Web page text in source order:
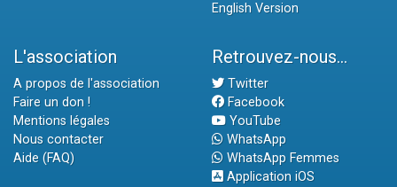
English Version
L'association
A propos de l'association
Faire un don !
Mentions légales
Nous contacter
Aide (FAQ)
Retrouvez-nous...
Twitter
Facebook
YouTube
WhatsApp
WhatsApp Femmes
Application iOS